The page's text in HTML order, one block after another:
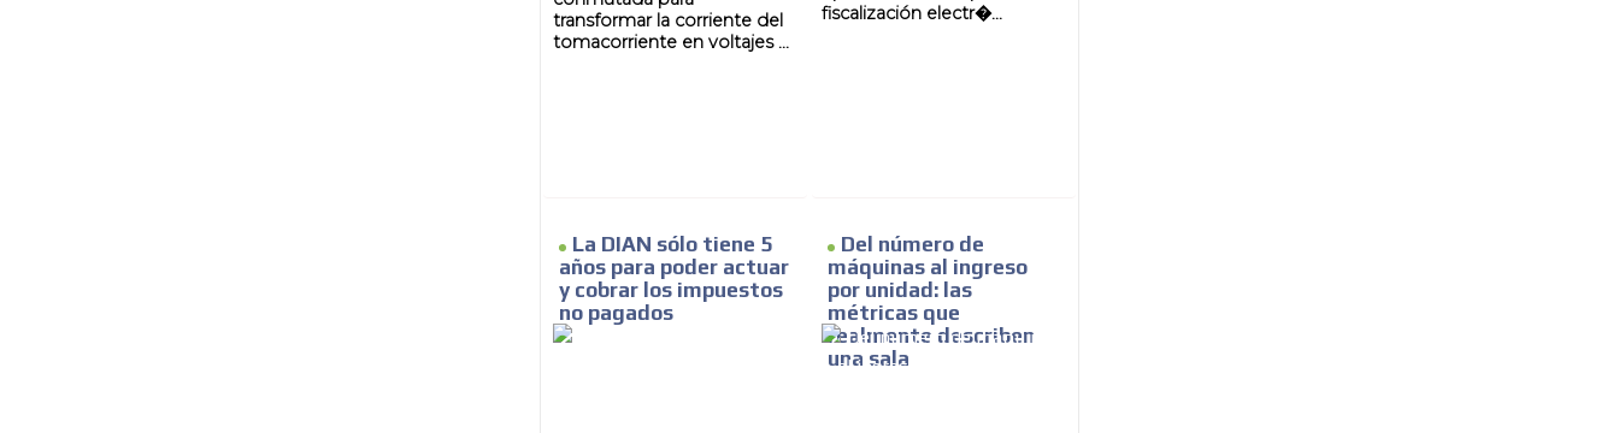
transformar la corriente del
tomacorriente en voltajes ...
fiscalización electr�...
La DIAN sólo tiene 5
años para poder actuar
y cobrar los impuestos
no pagados
Del número de
máquinas al ingreso
por unidad: las
métricas que
realmente describen
una sala